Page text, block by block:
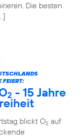
Die besten
FEIERT:
2 - 15 Jahre
blickt O2auf